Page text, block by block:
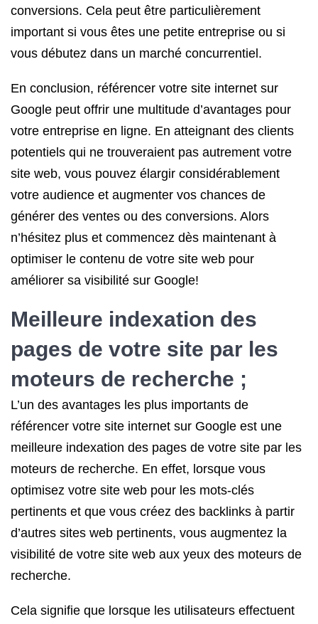
conversions. Cela peut être particulièrement
important si vous êtes une petite entreprise ou si
vous débutez dans un marché concurrentiel.
En conclusion, référencer votre site internet sur
Google peut offrir une multitude d’avantages pour
votre entreprise en ligne. En atteignant des clients
potentiels qui ne trouveraient pas autrement votre
site web, vous pouvez élargir considérablement
votre audience et augmenter vos chances de
générer des ventes ou des conversions. Alors
n’hésitez plus et commencez dès maintenant à
optimiser le contenu de votre site web pour
améliorer sa visibilité sur Google!
Meilleure indexation des
pages de votre site par les
moteurs de recherche ;
L’un des avantages les plus importants de
référencer votre site internet sur Google est une
meilleure indexation des pages de votre site par les
moteurs de recherche. En effet, lorsque vous
optimisez votre site web pour les mots-clés
pertinents et que vous créez des backlinks à partir
d’autres sites web pertinents, vous augmentez la
visibilité de votre site web aux yeux des moteurs de
recherche.
Cela signifie que lorsque les utilisateurs effectuent